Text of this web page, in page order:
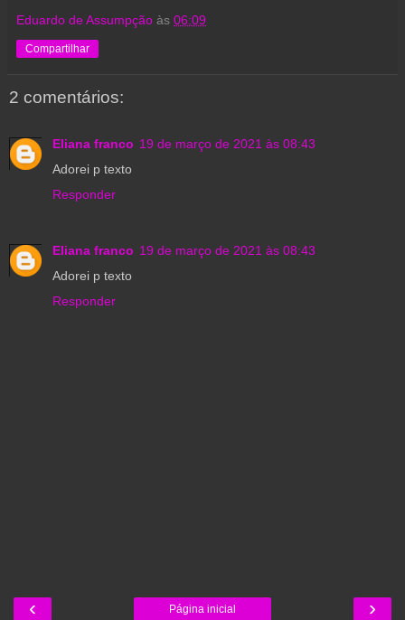
Eduardo de Assumpção às 06:09
Compartilhar
2 comentários:
Eliana franco 19 de março de 2021 às 08:43
Adorei p texto
Responder
Eliana franco 19 de março de 2021 às 08:43
Adorei p texto
Responder
‹ ›
Página inicial